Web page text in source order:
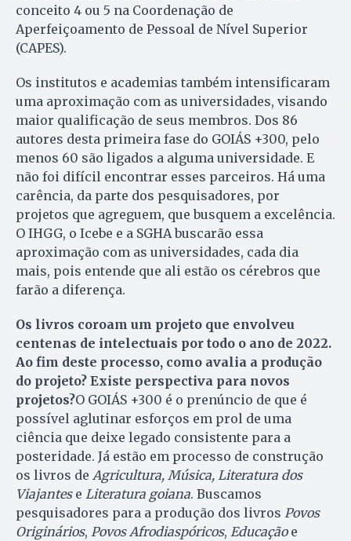
conceito 4 ou 5 na Coordenação de
Aperfeiçoamento de Pessoal de Nível Superior
(CAPES).
Os institutos e academias também intensificaram
uma aproximação com as universidades, visando
maior qualificação de seus membros. Dos 86
autores desta primeira fase do GOIÁS +300, pelo
menos 60 são ligados a alguma universidade. E
não foi difícil encontrar esses parceiros. Há uma
carência, da parte dos pesquisadores, por
projetos que agreguem, que busquem a excelência.
O IHGG, o Icebe e a SGHA buscarão essa
aproximação com as universidades, cada dia
mais, pois entende que ali estão os cérebros que
farão a diferença.
Os livros coroam um projeto que envolveu
centenas de intelectuais por todo o ano de 2022.
Ao fim deste processo, como avalia a produção
do projeto? Existe perspectiva para novos
projetos?O GOIÁS +300 é o prenúncio de que é
possível aglutinar esforços em prol de uma
ciência que deixe legado consistente para a
posteridade. Já estão em processo de construção
os livros de Agricultura, Música, Literatura dos
Viajantes e Literatura goiana. Buscamos
pesquisadores para a produção dos livros Povos
Originários, Povos Afrodiaspóricos, Educaçãoe